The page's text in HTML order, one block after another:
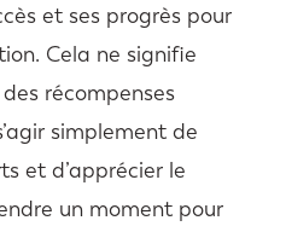
et ses progrès pour
Cela ne signifie
récompenses
simplement de
et d’apprécier le
un moment pour